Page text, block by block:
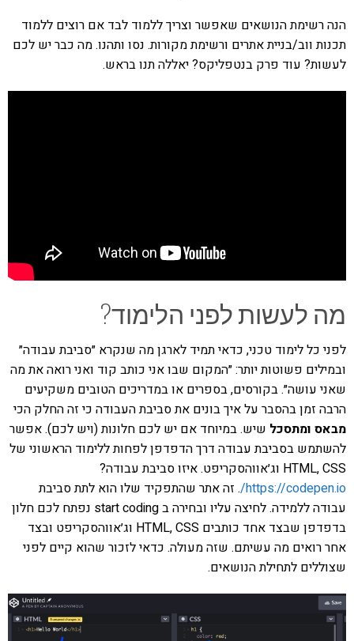
הנה רשימת הנושאים שאפשר וצריך ללמוד לבד אם רוצים ללמוד
תכנות ווב/בניית אתרים ורשימת מקורות. נסו ותהנו. מה כבר יש לכם
לעשות? עוד פרק בנטפליקס? יאללה תנו בראש.
מה לעשות לפני הלימוד?
לפני כל לימוד טכני, כדאי תמיד לארגן מה שנקרא ״סביבת עבודה״
ובמילים פשוטות יותר: ״המקום שבו אני כותב קוד ואני רואה את מה
שאני עושה״. בקורסים, בספרים או במדריכים הטובים משקיעים
הרבה זמן בהסבר על איך בונים את סביבת העבודה כי זה החלק הכי
מבאס ומתסכל שיש. במיוחד אם יש לכם חלונות (ויש לכם). אפשר
להשתמש בסביבת עבודה דרך הדפדפן לפחות ללימוד הראשוני של
HTML, CSS וג׳אווהסקריפט. איזו סביבת עבודה?
https://codepen.io/ . זה אתר שהתפקיד שלו הוא לתת סביבת
עבודה ללמידה. לחיצה עליו ובחירה ב start coding נפתח לכם חלון
בדפדפן שבצד אחד כותבים HTML, CSS וג׳אווהסקריפט ובצד
אחר רואים מה עשיתם. שזה מעולה. כדאי לזכור שהוא קיים לפני
שצוללים לתחילת הנושאים.